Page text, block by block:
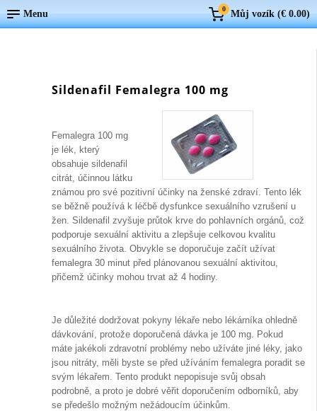
Menu 0 Můj vozík (€ 0.00)
Sildenafil Femalegra 100 mg
Femalegra 100 mg
je lék, který
obsahuje sildenafil
citrát, účinnou látku
známou pro své pozitivní účinky na ženské zdraví. Tento lék
se běžně používá k léčbě dysfunkce sexuálního vzrušení u
žen. Sildenafil zvyšuje průtok krve do pohlavních orgánů, což
podporuje sexuální aktivitu a zlepšuje celkovou kvalitu
sexuálního života. Obvykle se doporučuje začít užívat
femalegra 30 minut před plánovanou sexuální aktivitou,
přičemž účinky mohou trvat až 4 hodiny.
Je důležité dodržovat pokyny lékaře nebo lékárníka ohledně
dávkování, protože doporučená dávka je 100 mg. Pokud
máte jakékoli zdravotní problémy nebo užíváte jiné léky, jako
jsou nitráty, měli byste se před užíváním femalegra poradit se
svým lékařem. Tento produkt nepopisuje svůj obsah
podrobně, a proto je dobré věřit doporučením odborníků, aby
se předešlo možným nežádoucím účinkům.